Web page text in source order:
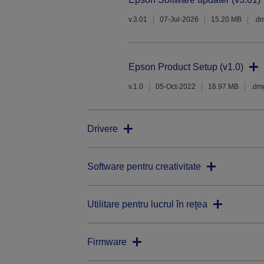
v.3.01 07-Jul-2026 15.20 MB
Epson Product Setup (v1.0)
v.1.0 05-Oct-2022 16.97 MB
Drivere
Software pentru creativitate
Utilitare pentru lucrul în reţea
Firmware